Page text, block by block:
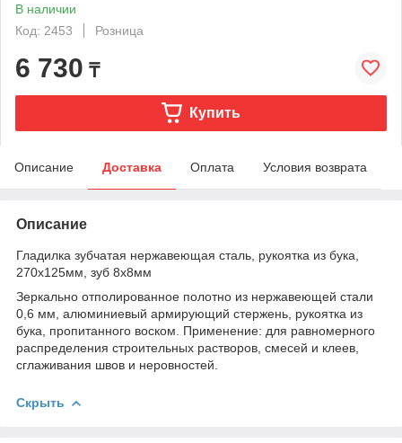
В наличии
Код: 2453
Розница
6 730 ₸
Купить
Описание Доставка Оплата Условия возврата
Описание
Гладилка зубчатая нержавеющая сталь, рукоятка из бука,
270х125мм, зуб 8х8мм
Зеркально отполированное полотно из нержавеющей стали
0,6 мм, алюминиевый армирующий стержень, рукоятка из
бука, пропитанного воском. Применение: для равномерного
распределения строительных растворов, смесей и клеев,
сглаживания швов и неровностей.
Скрыть